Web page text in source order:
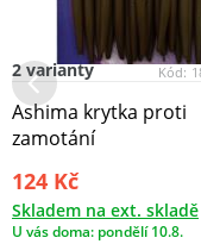
Kód:
2 varianty
Ashima krytka proti
zamotání
124 Kč
Skladem na ext. skladě
U vás doma: pondělí 10.8.